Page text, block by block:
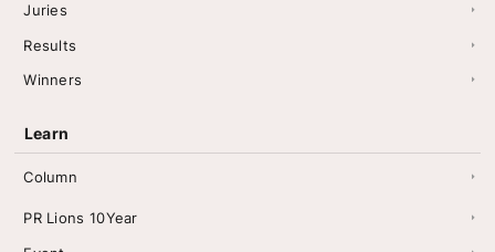
Juries
Results
Winners
Learn
Column
PR Lions 10Year